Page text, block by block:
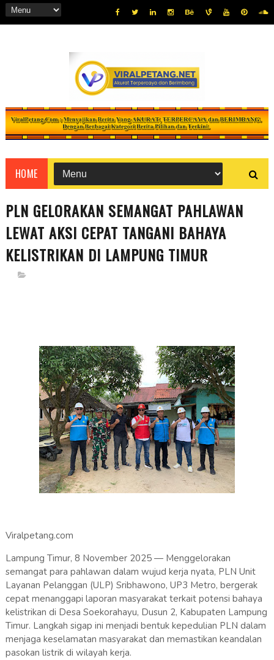
HOME
PLN GELORAKAN SEMANGAT PAHLAWAN
LEWAT AKSI CEPAT TANGANI BAHAYA
KELISTRIKAN DI LAMPUNG TIMUR
Viralpetang.com
Lampung Timur, 8 November 2025 — Menggelorakan
semangat para pahlawan dalam wujud kerja nyata, PLN Unit
Layanan Pelanggan (ULP) Sribhawono, UP3 Metro, bergerak
cepat menanggapi laporan masyarakat terkait potensi bahaya
kelistrikan di Desa Soekorahayu, Dusun 2, Kabupaten Lampung
Timur. Langkah sigap ini menjadi bentuk kepedulian PLN dalam
menjaga keselamatan masyarakat dan memastikan keandalan
pasokan listrik di wilayah kerja.